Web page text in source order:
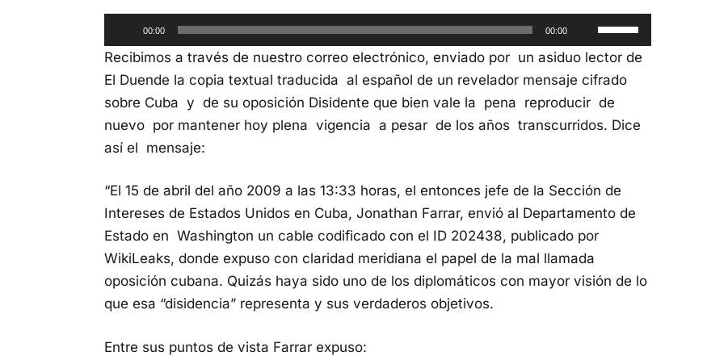
Reproductor
de
00:00 00:00
Utiliza
las
aumentar
volumen.
Recibimos a través de nuestro correo electrónico, enviado por un asiduo lector de
El Duende la copia textual traducida al español de un revelador mensaje cifrado
sobre Cuba y de su oposición Disidente que bien vale la pena reproducir de
nuevo por mantener hoy plena vigencia a pesar de los años transcurridos. Dice
así el mensaje:
“El 15 de abril del año 2009 a las 13:33 horas, el entonces jefe de la Sección de
Intereses de Estados Unidos en Cuba, Jonathan Farrar, envió al Departamento de
Estado en Washington un cable codificado con el ID 202438, publicado por
WikiLeaks, donde expuso con claridad meridiana el papel de la mal llamada
oposición cubana. Quizás haya sido uno de los diplomáticos con mayor visión de lo
que esa “disidencia” representa y sus verdaderos objetivos.
Entre sus puntos de vista Farrar expuso: